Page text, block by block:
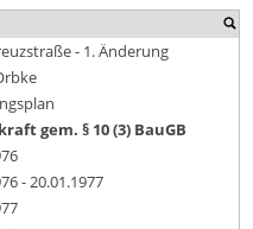
- 1. Änderung
gem. § 10 (3) BauGB
- 20.01.1977